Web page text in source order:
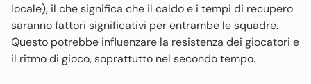
locale), il che significa che il caldo e i tempi di recupero
saranno fattori significativi per entrambe le squadre.
Questo potrebbe influenzare la resistenza dei giocatori e
il ritmo di gioco, soprattutto nel secondo tempo.